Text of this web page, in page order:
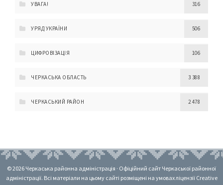
УВАГА! 316
УРЯД УКРАЇНИ 506
ЦИФРОВІЗАЦІЯ 106
ЧЕРКАСЬКА ОБЛАСТЬ 3 388
ЧЕРКАСЬКИЙ РАЙОН 2 478
© 2026 Черкаська районна адміністрація · Офіційний сайт Черкаської районної
адміністрації. Всі матеріали на цьому сайті розміщені на умовах ліцензії Creative